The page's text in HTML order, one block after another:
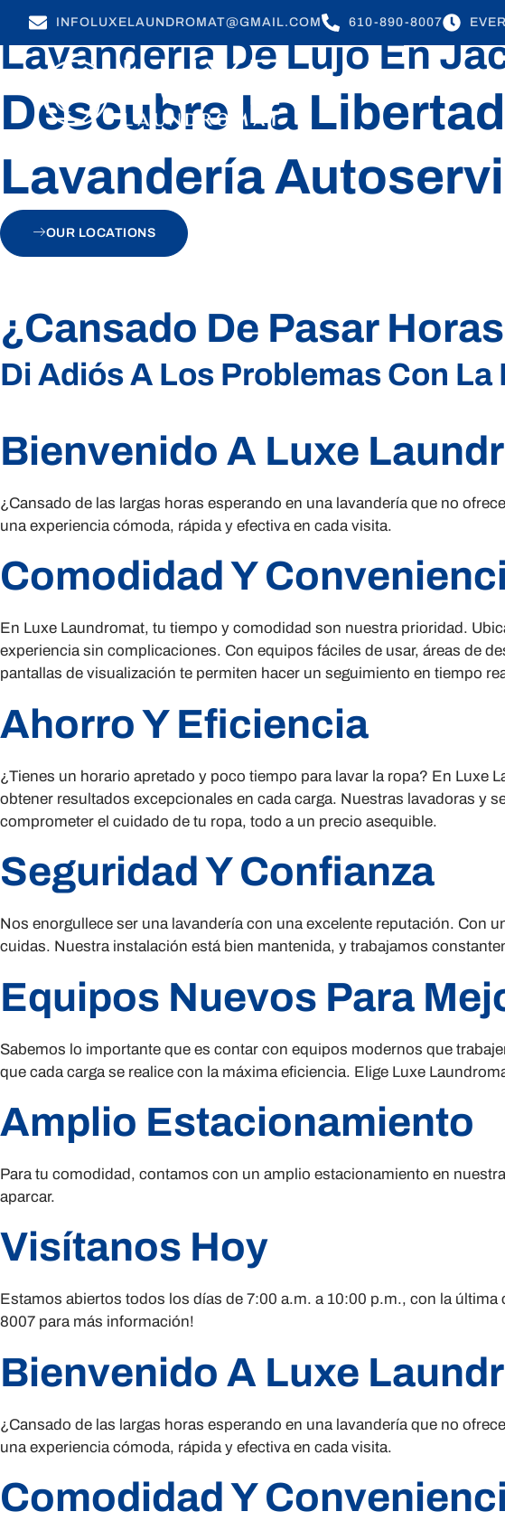
INFOLUXELAUNDROMAT@GMAIL.COM 610-890-8007
LOCATION
Lavandería De Lujo En
Descubre La
Lavandería
OUR LOCATIONS
¿Cansado De Pasar
Di Adiós A Los Problemas Con La
Bienvenido A Luxe
¿Cansado de las largas horas esperando en una lavandería que no
una experiencia cómoda, rápida y efectiva en cada visita.
Comodidad Y
En Luxe Laundromat, tu tiempo y comodidad son nuestra prioridad.
experiencia sin complicaciones. Con equipos fáciles de usar, áreas de
pantallas de visualización te permiten hacer un seguimiento en tiempo
Ahorro Y Eficiencia
¿Tienes un horario apretado y poco tiempo para lavar la ropa? En
obtener resultados excepcionales en cada carga. Nuestras lavadoras y
comprometer el cuidado de tu ropa, todo a un precio asequible.
Seguridad Y Confianza
Nos enorgullece ser una lavandería con una excelente reputación. Con
cuidas. Nuestra instalación está bien mantenida, y trabajamos
Equipos Nuevos Para
Sabemos lo importante que es contar con equipos modernos que
que cada carga se realice con la máxima eficiencia. Elige Luxe
Amplio Estacionamiento
Para tu comodidad, contamos con un amplio estacionamiento en
aparcar.
Visítanos Hoy
Estamos abiertos todos los días de 7:00 a.m. a 10:00 p.m., con la
8007 para más información!
Bienvenido A Luxe
¿Cansado de las largas horas esperando en una lavandería que no
una experiencia cómoda, rápida y efectiva en cada visita.
Comodidad Y